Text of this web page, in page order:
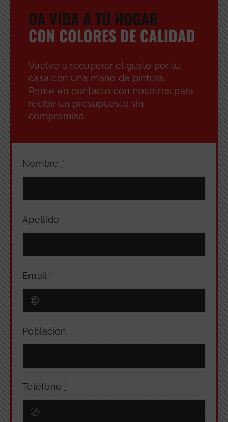
Nombre *
Apellido
Email *
Población
Teléfono *
DA VIDA A TU HOGAR
CON COLORES DE CALIDAD
Vuelve a recuperar el gusto por tu
casa con una mano de pintura.
Ponte en contacto con nosotros para
recibir un presupuesto sin
compromiso.